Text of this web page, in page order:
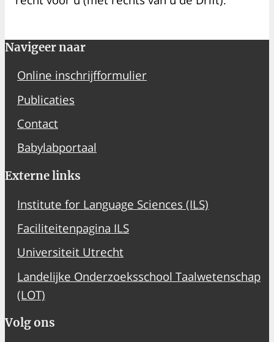
Navigeer naar
Online inschrijfformulier
Publicaties
Contact
Babylabportaal
Externe links
Institute for Language Sciences (ILS)
Faciliteitenpagina ILS
Universiteit Utrecht
Landelijke Onderzoeksschool Taalwetenschap
(LOT)
Volg ons